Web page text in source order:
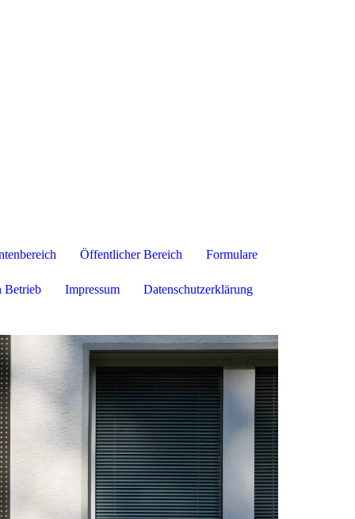
Öffentlicher Bereich Formulare
Betrieb Impressum Datenschutzerklärung